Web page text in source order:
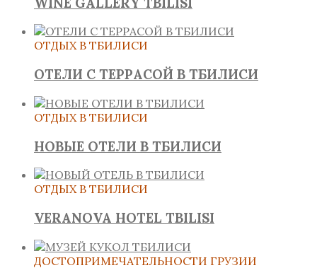
ОТДЫХ В ТБИЛИСИ
ОТЕЛИ С ТЕРРАСОЙ В ТБИЛИСИ
ОТДЫХ В ТБИЛИСИ
НОВЫЕ ОТЕЛИ В ТБИЛИСИ
ОТДЫХ В ТБИЛИСИ
VERANOVA HOTEL TBILISI
ДОСТОПРИМЕЧАТЕЛЬНОСТИ ГРУЗИИ